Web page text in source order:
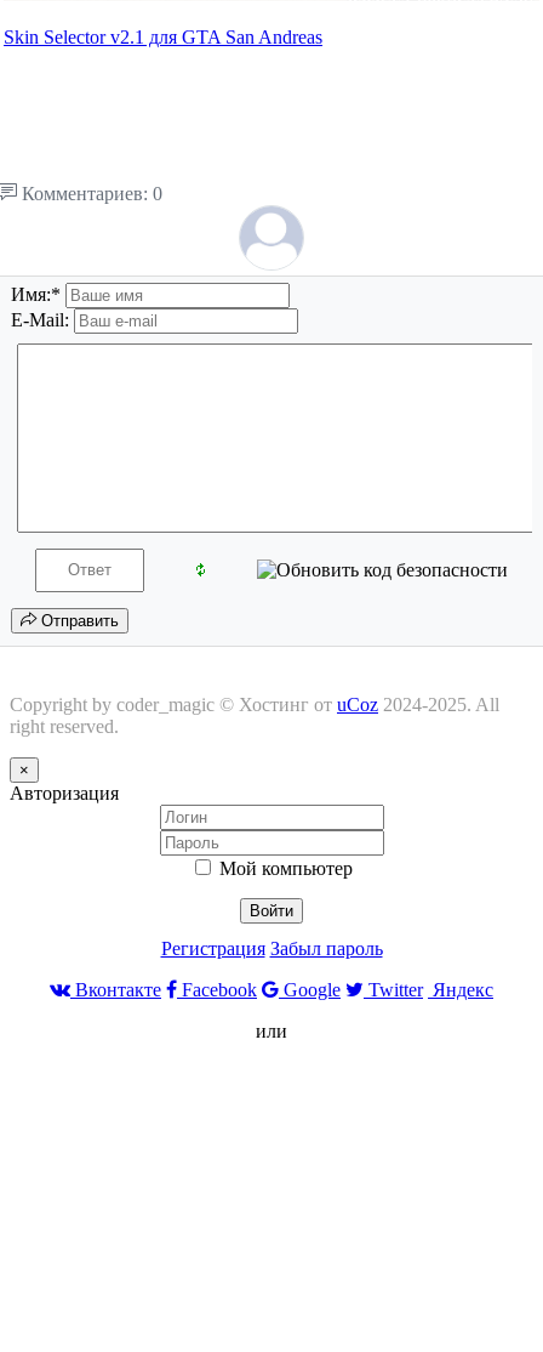
Skin Selector v2.1 для GTA San Andreas
Комментариев: 0
Имя:*
E-Mail:
Отправить
Copyright by coder_magic © Хостинг от uCoz 2024-2025. All
right reserved.
×
Авторизация
Мой компьютер
Войти
Регистрация Забыл пароль
Вконтакте
Facebook Google Twitter Яндекс
или